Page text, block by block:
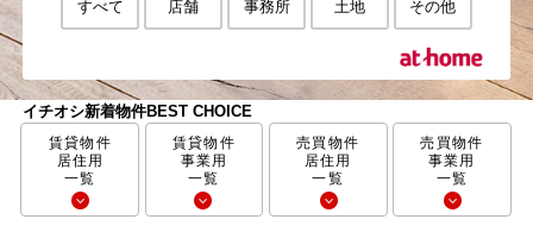
すべて 店舗 事務所 土地 その他
イチオシ新着物件BEST CHOICE
賃貸物件
居住用
一覧
賃貸物件
事業用
一覧
売買物件
居住用
一覧
売買物件
事業用
一覧